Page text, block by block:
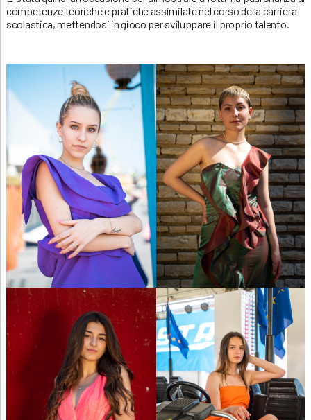
competenze teoriche e pratiche assimilate nel corso della carriera
scolastica, mettendosi in gioco per sviluppare il proprio talento.